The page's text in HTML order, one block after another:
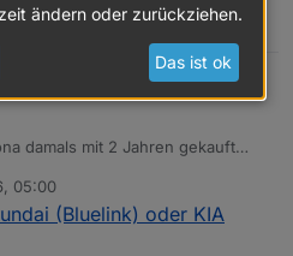
0
damals mit 2 Jahren gekauft
gelegen, daß ich das Auto
Da lädt er anscheinend die
05:00
(Bluelink) oder KIA
ändern oder zurückziehen.
Das ist ok